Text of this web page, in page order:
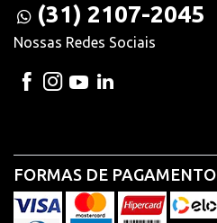
(31) 2107-2045
Nossas Redes Sociais
FORMAS DE PAGAMENTO